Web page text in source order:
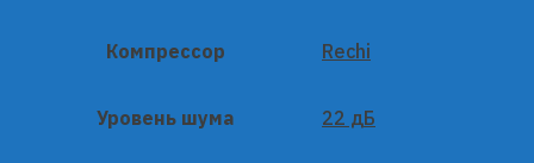
Компрессор Rechi
Уровень шума 22 дБ